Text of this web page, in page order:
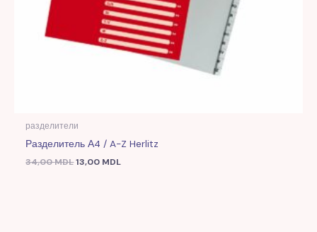
разделители
Разделитель А4 / A-Z Herlitz
34,00MDL13,00 MDL